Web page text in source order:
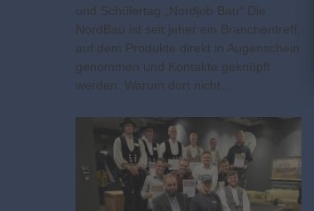
und Schülertag „Nordjob Bau“ Die
NordBau ist seit jeher ein Branchentreff,
auf dem Produkte direkt in Augenschein
genommen und Kontakte geknüpft
werden. Warum dort nicht…